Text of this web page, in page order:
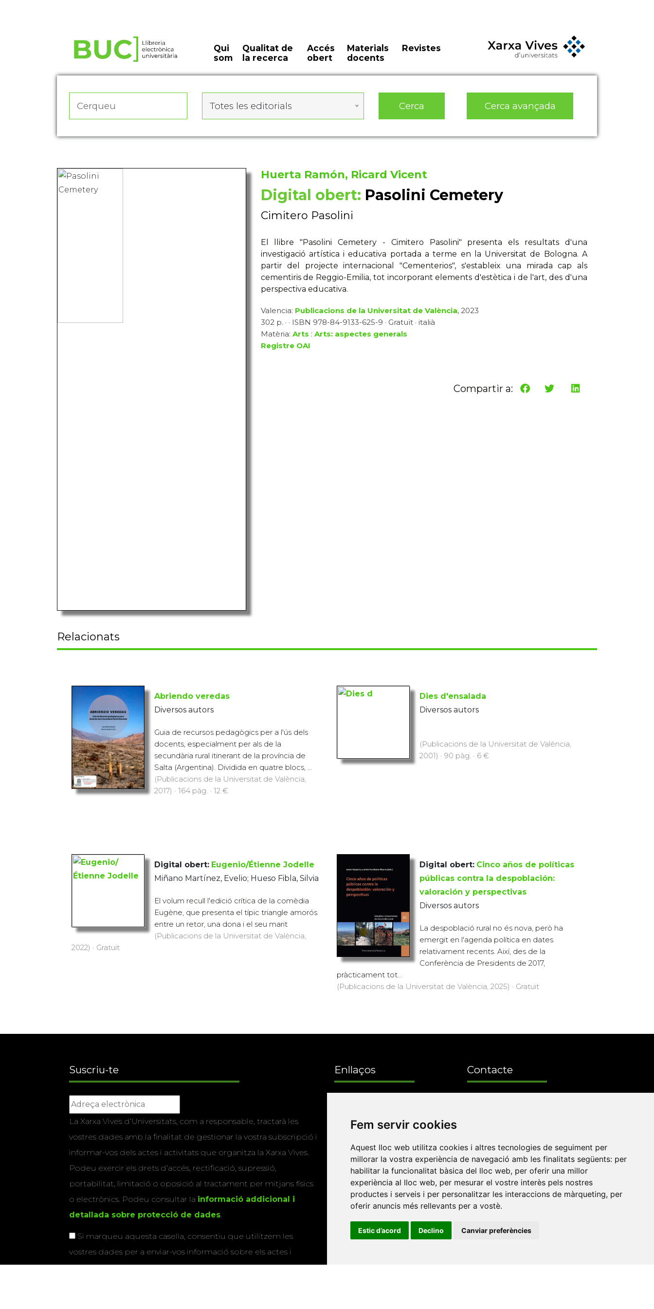
Fem servir cookies
Aquest lloc web utilitza cookies i altres tecnologies de seguiment per
millorar la vostra experiència de navegació amb les finalitats següents: per
habilitar la funcionalitat bàsica del lloc web, per oferir una millor
experiència al lloc web, per mesurar el vostre interès pels nostres
productes i serveis i per personalitzar les interaccions de màrqueting, per
oferir anuncis més rellevants per a vostè.
Estic d’acord Declino Canviar preferències
Qui
som
Qualitat de
la recerca
Accés
obert
Materials
docents
Revistes
Totes les editorials Cerca Cerca avançada
Huerta Ramón, Ricard Vicent
Digital obert: Pasolini Cemetery
Cimitero Pasolini
El llibre "Pasolini Cemetery - Cimitero Pasolini" presenta els resultats d'una
investigació artística i educativa portada a terme en la Universitat de Bologna. A
partir del projecte internacional "Cementerios", s'estableix una mirada cap als
cementiris de Reggio-Emilia, tot incorporant elements d'estètica i de l'art, des d'una
perspectiva educativa.
Valencia: Publicacions de la Universitat de València, 2023
302 p. · · ISBN 978-84-9133-625-9 · Gratuït · italià
Matèria: Arts : Arts: aspectes generals
Registre OAI
Compartir a:
Relacionats
Abriendo veredas
Diversos autors
Guia de recursos pedagògics per a l'ús dels
docents, especialment per als de la
secundària rural itinerant de la província de
Salta (Argentina). Dividida en quatre blocs, ...
(Publicacions de la Universitat de València,
2017) · 164 pàg. · 12 €
Dies d'ensalada
Diversos autors
(Publicacions de la Universitat de València,
2001) · 90 pàg. · 6 €
Digital obert: Eugenio/Étienne Jodelle
Miñano Martínez, Evelio; Hueso Fibla, Silvia
El volum recull l'edició crítica de la comèdia
Eugène, que presenta el típic triangle amorós
entre un retor, una dona i el seu marit
(Publicacions de la Universitat de València,
2022) · Gratuït
Digital obert: Cinco años de políticas
públicas contra la despoblación:
valoración y perspectivas
Diversos autors
La despoblació rural no és nova, però ha
emergit en l'agenda política en dates
relativament recents. Així, des de la
Conferència de Presidents de 2017,
pràcticament tot...
(Publicacions de la Universitat de València, 2025) · Gratuït
Suscriu-te
La Xarxa Vives d’Universitats, com a responsable, tractarà les
vostres dades amb la finalitat de gestionar la vostra subscripció i
informar-vos dels actes i activitats que organitza la Xarxa Vives.
Podeu exercir els drets d’accés, rectificació, supressió,
portabilitat, limitació o oposició al tractament per mitjans físics
o electrònics. Podeu consultar la informació addicional i
detallada sobre protecció de dades.
Si marqueu aquesta casella, consentiu que utilitzem les
vostres dades per a enviar-vos informació sobre els actes i
activitats que organitza la Xarxa Vives.
Enllaços
publicacions
Editorials universitàries a
Twitter
Contacte
Av. de Vicent Sos Baynat, s/n
12071 Castelló de la Plana
e-buc@vives.org
+34 964 72 89 93
de